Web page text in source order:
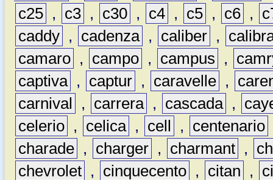
c25 , c3 , c30 , c4 , c5 , c6 ,
caddy , cadenza , caliber ,
camaro , campo , campus ,
captiva , captur , caravelle ,
carnival
, carrera , cascada ,
celerio , celica , cell , centenario
charade , charger , charmant ,
chevrolet , cinquecento , citan ,